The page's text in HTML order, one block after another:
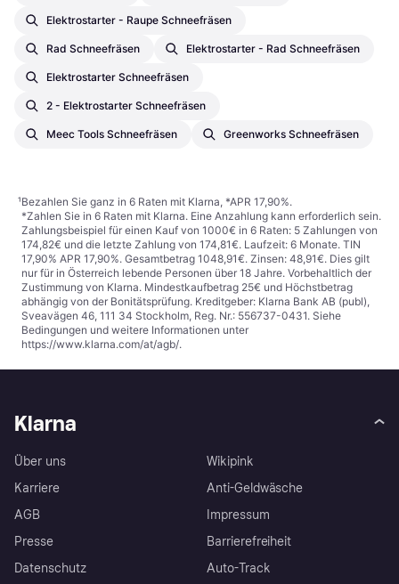
Elektrostarter - Raupe Schneefräsen
Rad Schneefräsen Elektrostarter - Rad Schneefräsen
Elektrostarter Schneefräsen
2 - Elektrostarter Schneefräsen
Meec Tools Schneefräsen Greenworks Schneefräsen
¹Bezahlen Sie ganz in 6 Raten mit Klarna, *APR 17,90%.
*Zahlen Sie in 6 Raten mit Klarna. Eine Anzahlung kann erforderlich sein.
Zahlungsbeispiel für einen Kauf von 1000€ in 6 Raten: 5 Zahlungen von
174,82€ und die letzte Zahlung von 174,81€. Laufzeit: 6 Monate. TIN
17,90% APR 17,90%. Gesamtbetrag 1048,91€. Zinsen: 48,91€. Dies gilt
nur für in Österreich lebende Personen über 18 Jahre. Vorbehaltlich der
Zustimmung von Klarna. Mindestkaufbetrag 25€ und Höchstbetrag
abhängig von der Bonitätsprüfung. Kreditgeber: Klarna Bank AB (publ),
Sveavägen 46, 111 34 Stockholm, Reg. Nr.: 556737-0431. Siehe
Bedingungen und weitere Informationen unter
https://www.klarna.com/at/agb/.
Klarna
Über uns
Karriere
AGB
Presse
Datenschutz
Wikipink
Anti-Geldwäsche
Impressum
Barrierefreiheit
Auto-Track